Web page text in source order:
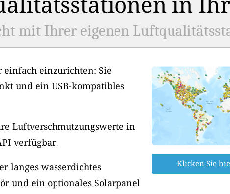
mit Ihrer eigenen
einfach einzurichten: Sie
und ein USB-kompatibles
Luftverschmutzungswerte in
verfügbar.
langes wasserdichtes
und ein optionales Solarpanel
Klicken Sie